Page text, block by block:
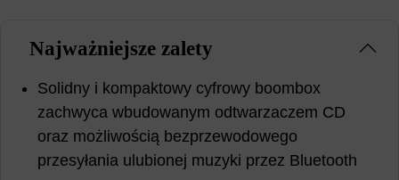
Najważniejsze zalety
Solidny i kompaktowy cyfrowy boombox
zachwyca wbudowanym odtwarzaczem CD
oraz możliwością bezprzewodowego
przesyłania ulubionej muzyki przez Bluetooth